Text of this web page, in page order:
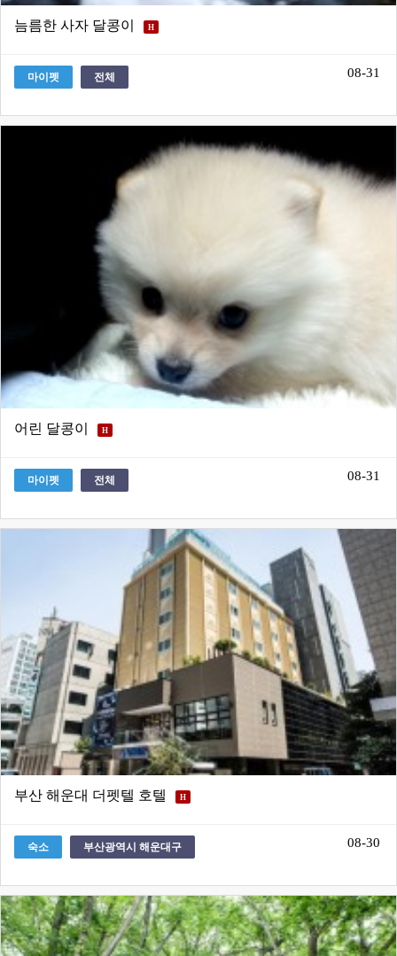
늠름한 사자 달콩이 H
마이펫 전체 08-31
어린 달콩이 H
마이펫 전체 08-31
부산 해운대 더펫텔 호텔 H
숙소 부산광역시 해운대구 08-30